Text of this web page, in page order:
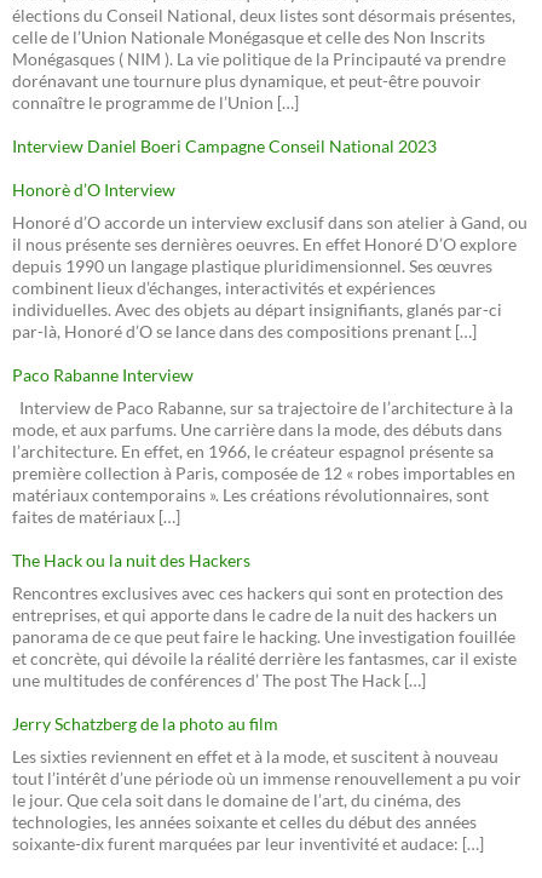
élections du Conseil National, deux listes sont désormais présentes,
celle de l’Union Nationale Monégasque et celle des Non Inscrits
Monégasques ( NIM ). La vie politique de la Principauté va prendre
dorénavant une tournure plus dynamique, et peut-être pouvoir
connaître le programme de l’Union […]
Interview Daniel Boeri Campagne Conseil National 2023
Honorè d’O Interview
Honoré d’O accorde un interview exclusif dans son atelier à Gand, ou
il nous présente ses dernières oeuvres. En effet Honoré D’O explore
depuis 1990 un langage plastique pluridimensionnel. Ses œuvres
combinent lieux d’échanges, interactivités et expériences
individuelles. Avec des objets au départ insignifiants, glanés par-ci
par-là, Honoré d’O se lance dans des compositions prenant […]
Paco Rabanne Interview
Interview de Paco Rabanne, sur sa trajectoire de l’architecture à la
mode, et aux parfums. Une carrière dans la mode, des débuts dans
l’architecture. En effet, en 1966, le créateur espagnol présente sa
première collection à Paris, composée de 12 « robes importables en
matériaux contemporains ». Les créations révolutionnaires, sont
faites de matériaux […]
The Hack ou la nuit des Hackers
Rencontres exclusives avec ces hackers qui sont en protection des
entreprises, et qui apporte dans le cadre de la nuit des hackers un
panorama de ce que peut faire le hacking. Une investigation fouillée
et concrète, qui dévoile la réalité derrière les fantasmes, car il existe
une multitudes de conférences d’ The post The Hack […]
Jerry Schatzberg de la photo au film
Les sixties reviennent en effet et à la mode, et suscitent à nouveau
tout l’intérêt d’une période où un immense renouvellement a pu voir
le jour. Que cela soit dans le domaine de l’art, du cinéma, des
technologies, les années soixante et celles du début des années
soixante-dix furent marquées par leur inventivité et audace: […]